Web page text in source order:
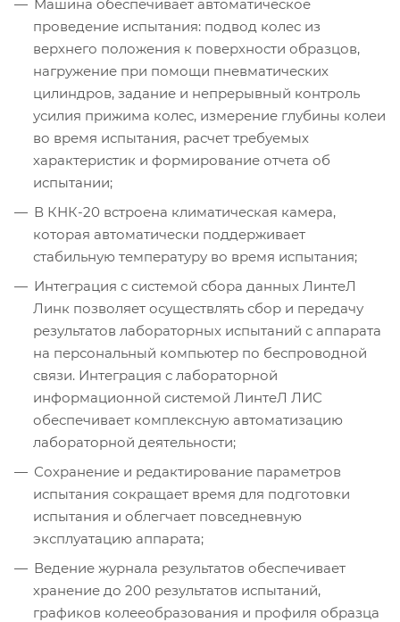
Машина обеспечивает автоматическое
проведение испытания: подвод колес из
верхнего положения к поверхности образцов,
нагружение при помощи пневматических
цилиндров, задание и непрерывный контроль
усилия прижима колес, измерение глубины колеи
во время испытания, расчет требуемых
характеристик и формирование отчета об
испытании;
В КНК-20 встроена климатическая камера,
которая автоматически поддерживает
стабильную температуру во время испытания;
Интеграция с системой сбора данных ЛинтеЛ
Линк позволяет осуществлять сбор и передачу
результатов лабораторных испытаний с аппарата
на персональный компьютер по беспроводной
связи. Интеграция с лабораторной
информационной системой ЛинтеЛ ЛИС
обеспечивает комплексную автоматизацию
лабораторной деятельности;
Сохранение и редактирование параметров
испытания сокращает время для подготовки
испытания и облегчает повседневную
эксплуатацию аппарата;
Ведение журнала результатов обеспечивает
хранение до 200 результатов испытаний,
графиков колееобразования и профиля образца